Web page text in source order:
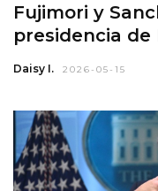
Fujimori y
presidencia
Daisy I. 2026-05-15